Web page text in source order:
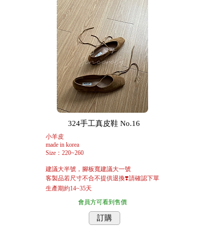
324手工真皮鞋 No.16
小羊皮
made in korea
Size：220~260
建議大半號，腳板寬建議大一號
客製品若尺寸不合不提供退換❣️請確認下單
生產期約14~35天
會員方可看到售價
訂購